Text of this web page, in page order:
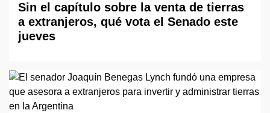
Sin el capítulo sobre la venta de tierras
a extranjeros, qué vota el Senado este
jueves